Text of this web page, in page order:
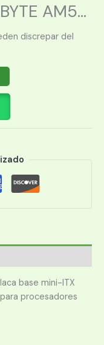
AM5...
discrepar del
base mini-ITX
procesadores